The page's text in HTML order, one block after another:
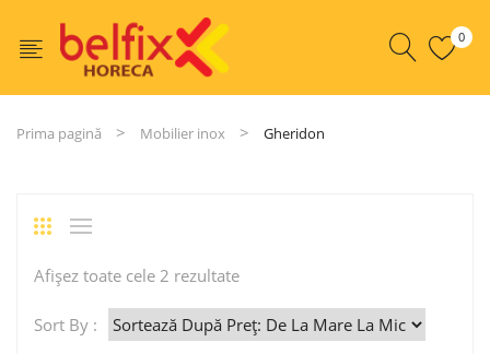
0
Prima pagină Mobilier inox Gheridon
Afișez toate cele 2 rezultateSortat
după
preț:
Sort By :